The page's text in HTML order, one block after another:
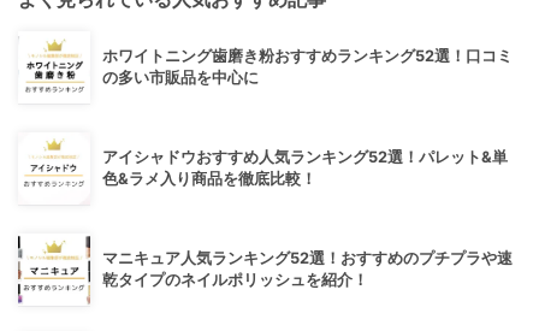
ホワイトニング歯磨き粉おすすめランキング52選！口コミ
の多い市販品を中心に
アイシャドウおすすめ人気ランキング52選！パレット&単
色&ラメ入り商品を徹底比較！
マニキュア人気ランキング52選！おすすめのプチプラや速
乾タイプのネイルポリッシュを紹介！